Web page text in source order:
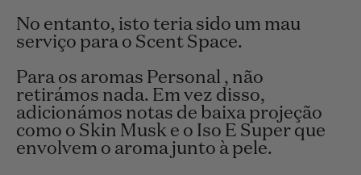
No entanto, isto teria sido um mau
serviço para o Scent Space.
Para os aromas Personal , não
retirámos nada. Em vez disso,
adicionámos notas de baixa projeção
como o Skin Musk e o Iso E Super que
envolvem o aroma junto à pele.